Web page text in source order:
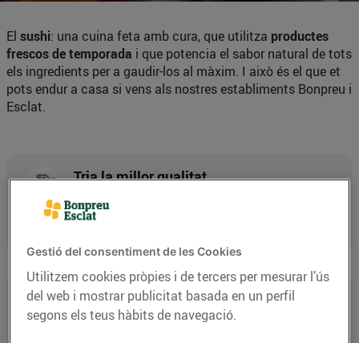
El sushi: una cuina feta amb cura, que utilitza productes
frescos de temporada i que potencia el sabor natural de tots
els ingredients per a gaudir-los al màxim. I això és el que et
pots endur a casa si vens als nostres establiments Bonpreu i
Esclat.
Tria la millor qualitat
Elaborem sushi de forma artesanal, amb ingredients
de màxima qualitat i seguint tècniques tradicionals
Per a tots els gustos
Els nostres experts elaboren, cada dia, una gran
Gestió del consentiment de les Cookies
Utilitzem cookies pròpies i de tercers per mesurar l’ús
del web i mostrar publicitat basada en un perfil
segons els teus hàbits de navegació.